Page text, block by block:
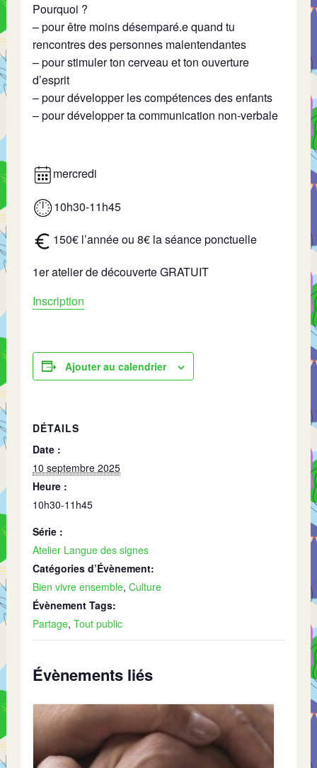
Pourquoi ?
– pour être moins désemparé.e quand tu
rencontres des personnes malentendantes
– pour stimuler ton cerveau et ton ouverture
d’esprit
– pour développer les compétences des enfants
– pour développer ta communication non-verbale
mercredi
10h30-11h45
150€ l’année ou 8€ la séance ponctuelle
1er atelier de découverte GRATUIT
Inscription
Ajouter au calendrier
DÉTAILS
Date :
10 septembre 2025
Heure :
10h30-11h45
Série :
Atelier Langue des signes
Catégories d’Évènement:
Bien vivre ensemble,Culture
Évènement Tags:
Partage,Tout public
Évènements liés